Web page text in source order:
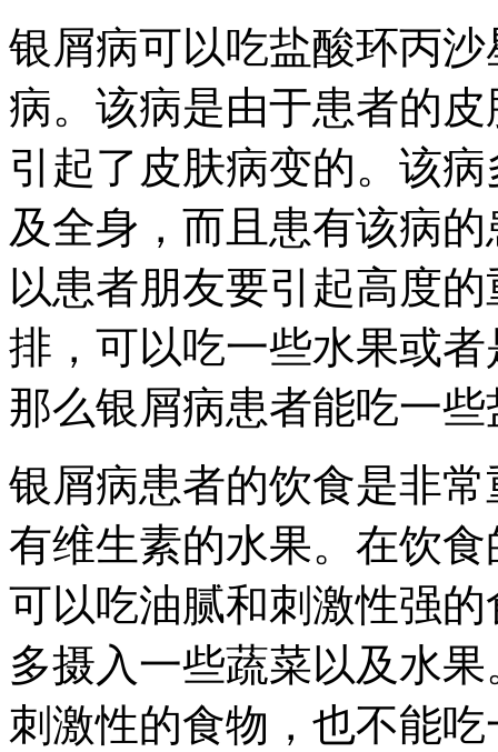
银屑病可以吃盐酸环丙
病。该病是由于患者的
引起了皮肤病变的。该
及全身，而且患有该病
以患者朋友要引起高度
排，可以吃一些水果或
那么银屑病患者能吃一
银屑病患者的饮食是非
有维生素的水果。在饮
可以吃油腻和刺激性强
多摄入一些蔬菜以及水
刺激性的食物，也不能